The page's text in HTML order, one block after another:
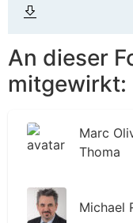
An dieser
mitgewirkt:
Marc
Thoma
Michael